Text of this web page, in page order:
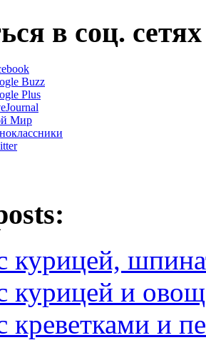
в соц. сетях
курицей,
курицей и
креветками и